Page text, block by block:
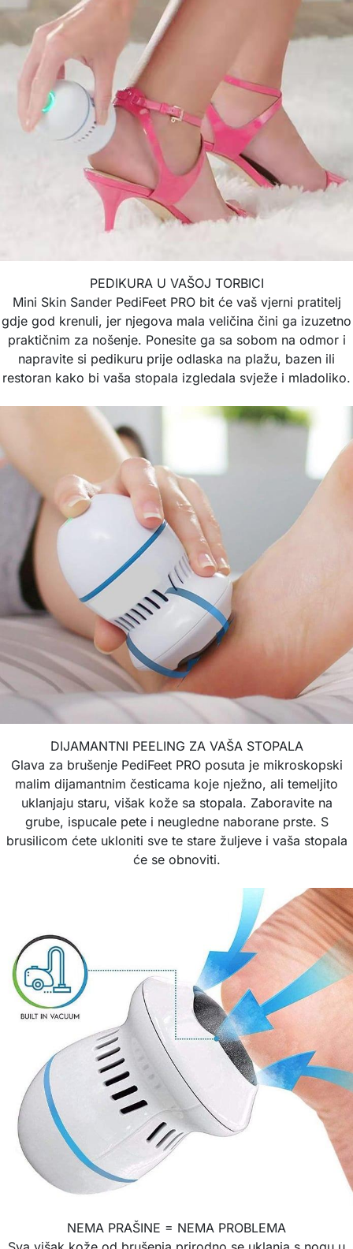
PEDIKURA U VAŠOJ TORBICI
Mini Skin Sander PediFeet PRO bit će vaš vjerni pratitelj
gdje god krenuli, jer njegova mala veličina čini ga izuzetno
praktičnim za nošenje. Ponesite ga sa sobom na odmor i
napravite si pedikuru prije odlaska na plažu, bazen ili
restoran kako bi vaša stopala izgledala svježe i mladoliko.
DIJAMANTNI PEELING ZA VAŠA STOPALA
Glava za brušenje PediFeet PRO posuta je mikroskopski
malim dijamantnim česticama koje nježno, ali temeljito
uklanjaju staru, višak kože sa stopala. Zaboravite na
grube, ispucale pete i neugledne naborane prste. S
brusilicom ćete ukloniti sve te stare žuljeve i vaša stopala
će se obnoviti.
NEMA PRAŠINE = NEMA PROBLEMA